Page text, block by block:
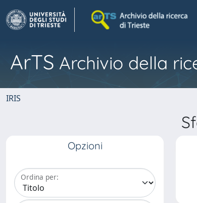
ArTS Archivio della
IRIS
Opzioni
Ordina per: